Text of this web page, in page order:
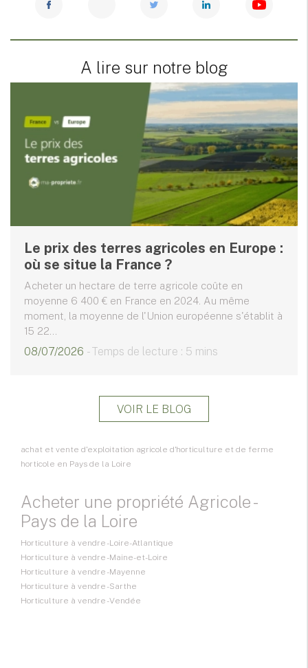
A lire sur notre blog
Le prix des terres agricoles en Europe :
où se situe la France ?
Acheter un hectare de terre agricole coûte en
moyenne 6 400 € en France en 2024. Au même
moment, la moyenne de l'Union européenne s'établit à
15 22...
08/07/2026 - Temps de lecture : 5 mins
VOIR LE BLOG
achat et vente d'exploitation agricole d'horticulture et de ferme
horticole en Pays de la Loire
Acheter une propriété Agricole -
Pays de la Loire
Horticulture à vendre - Loire-Atlantique
Horticulture à vendre - Maine-et-Loire
Horticulture à vendre - Mayenne
Horticulture à vendre - Sarthe
Horticulture à vendre - Vendée